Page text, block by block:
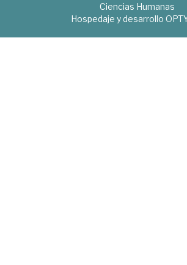
Ciencias Humanas
Hospedaje y desarrollo